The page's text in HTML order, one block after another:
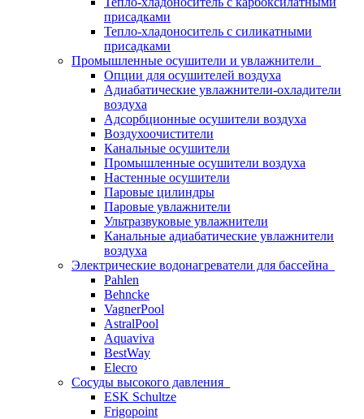
присадками
Тепло-хладоноситель с силикатными
присадками
Промышленные осушители и увлажнители
Опции для осушителей воздуха
Адиабатические увлажнители-охладители
воздуха
Адсорбционные осушители воздуха
Воздухоочистители
Канальные осушители
Промышленные осушители воздуха
Настенные осушители
Паровые цилиндры
Паровые увлажнители
Ультразвуковые увлажнители
Канальные адиабатические увлажнители
воздуха
Электрические водонагреватели для бассейна
Pahlen
Behncke
VagnerPool
AstralPool
Aquaviva
BestWay
Elecro
Сосуды высокого давления
ESK Schultze
Frigopoint